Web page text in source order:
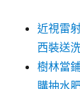
近視雷
西裝送
樹林當
購抽水